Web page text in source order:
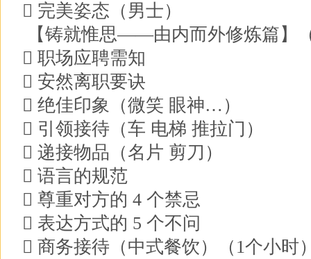
 完美姿态（男士）
【铸就惟思——由内而外修炼篇】
 职场应聘需知
 安然离职要诀
 绝佳印象（微笑 眼神…）
 引领接待（车 电梯 推拉门）
 递接物品（名片 剪刀）
 语言的规范
 尊重对方的 4 个禁忌
 表达方式的 5 个不问
 商务接待（中式餐饮）（1个小时